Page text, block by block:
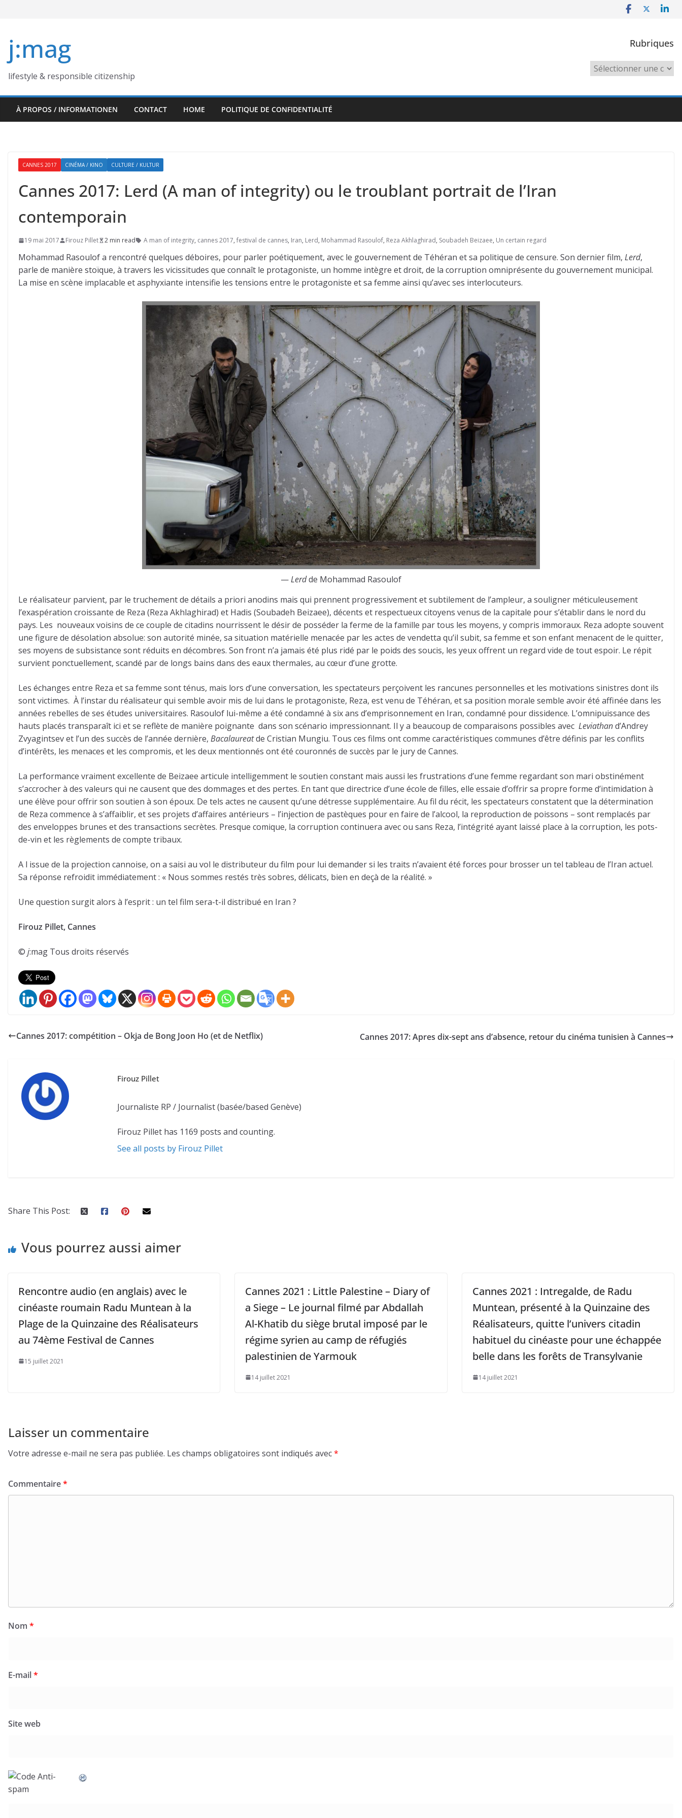
j:mag
lifestyle & responsible citizenship
Rubriques
Rubriques
À PROPOS / INFORMATIONEN CONTACT HOME POLITIQUE DE CONFIDENTIALITÉ
CANNES 2017 CINÉMA / KINO CULTURE / KULTUR
Cannes 2017: Lerd (A man of integrity) ou le troublant portrait de l’Iran
contemporain
19 mai 2017 Firouz Pillet 2 min read A man of integrity, cannes 2017, festival de cannes, Iran, Lerd, Mohammad Rasoulof, Reza Akhlaghirad, Soubadeh Beizaee, Un certain regard
Mohammad Rasoulof a rencontré quelques déboires, pour parler poétiquement, avec le gouvernement de Téhéran et sa politique de censure. Son dernier film, Lerd,
parle de manière stoïque, à travers les vicissitudes que connaît le protagoniste, un homme intègre et droit, de la corruption omniprésente du gouvernement municipal.
La mise en scène implacable et asphyxiante intensifie les tensions entre le protagoniste et sa femme ainsi qu’avec ses interlocuteurs.
—Lerdde Mohammad Rasoulof
Le réalisateur parvient, par le truchement de détails a priori anodins mais qui prennent progressivement et subtilement de l’ampleur, a souligner méticuleusement
l’exaspération croissante de Reza (Reza Akhlaghirad) et Hadis (Soubadeh Beizaee), décents et respectueux citoyens venus de la capitale pour s’établir dans le nord du
pays. Les nouveaux voisins de ce couple de citadins nourrissent le désir de posséder la ferme de la famille par tous les moyens, y compris immoraux. Reza adopte souvent
une figure de désolation absolue: son autorité minée, sa situation matérielle menacée par les actes de vendetta qu’il subit, sa femme et son enfant menacent de le quitter,
ses moyens de subsistance sont réduits en décombres. Son front n’a jamais été plus ridé par le poids des soucis, les yeux offrent un regard vide de tout espoir. Le répit
survient ponctuellement, scandé par de longs bains dans des eaux thermales, au cœur d’une grotte.
Les échanges entre Reza et sa femme sont ténus, mais lors d’une conversation, les spectateurs perçoivent les rancunes personnelles et les motivations sinistres dont ils
sont victimes. À l’instar du réalisateur qui semble avoir mis de lui dans le protagoniste, Reza, est venu de Téhéran, et sa position morale semble avoir été affinée dans les
années rebelles de ses études universitaires. Rasoulof lui-même a été condamné à six ans d’emprisonnement en Iran, condamné pour dissidence. L’omnipuissance des
hauts placés transparaît ici et se reflète de manière poignante dans son scénario impressionnant. Il y a beaucoup de comparaisons possibles avec Leviathand’Andrey
Zvyagintsev et l’un des succès de l’année dernière, Bacalaureatde Cristian Mungiu. Tous ces films ont comme caractéristiques communes d’être définis par les conflits
d’intérêts, les menaces et les compromis, et les deux mentionnés ont été couronnés de succès par le jury de Cannes.
La performance vraiment excellente de Beizaee articule intelligemment le soutien constant mais aussi les frustrations d’une femme regardant son mari obstinément
s’accrocher à des valeurs qui ne causent que des dommages et des pertes. En tant que directrice d’une école de filles, elle essaie d’offrir sa propre forme d’intimidation à
une élève pour offrir son soutien à son époux. De tels actes ne causent qu’une détresse supplémentaire. Au fil du récit, les spectateurs constatent que la détermination
de Reza commence à s’affaiblir, et ses projets d’affaires antérieurs – l’injection de pastèques pour en faire de l’alcool, la reproduction de poissons – sont remplacés par
des enveloppes brunes et des transactions secrètes. Presque comique, la corruption continuera avec ou sans Reza, l’intégrité ayant laissé place à la corruption, les pots-
de-vin et les règlements de compte tribaux.
A l issue de la projection cannoise, on a saisi au vol le distributeur du film pour lui demander si les traits n’avaient été forces pour brosser un tel tableau de l’Iran actuel.
Sa réponse refroidit immédiatement : « Nous sommes restés très sobres, délicats, bien en deçà de la réalité. »
Une question surgit alors à l’esprit : un tel film sera-t-il distribué en Iran ?
Firouz Pillet, Cannes
© j:mag Tous droits réservés
Cannes 2017: compétition – Okja de Bong Joon Ho (et de Netflix) Cannes 2017: Apres dix-sept ans d’absence, retour du cinéma tunisien à Cannes
Firouz Pillet
Journaliste RP / Journalist (basée/based Genève)
Firouz Pillet has 1169 posts and counting.
See all posts by Firouz Pillet
Share This Post:
Vous pourrez aussi aimer
Rencontre audio (en anglais) avec le
cinéaste roumain Radu Muntean à la
Plage de la Quinzaine des Réalisateurs
au 74ème Festival de Cannes
15 juillet 2021
Cannes 2021 : Little Palestine – Diary of
a Siege – Le journal filmé par Abdallah
Al-Khatib du siège brutal imposé par le
régime syrien au camp de réfugiés
palestinien de Yarmouk
14 juillet 2021
Cannes 2021 : Intregalde, de Radu
Muntean, présenté à la Quinzaine des
Réalisateurs, quitte l’univers citadin
habituel du cinéaste pour une échappée
belle dans les forêts de Transylvanie
14 juillet 2021
Laisser un commentaire
Votre adresse e-mail ne sera pas publiée. Les champs obligatoires sont indiqués avec*
Commentaire*
Nom *
E-mail*
Site web